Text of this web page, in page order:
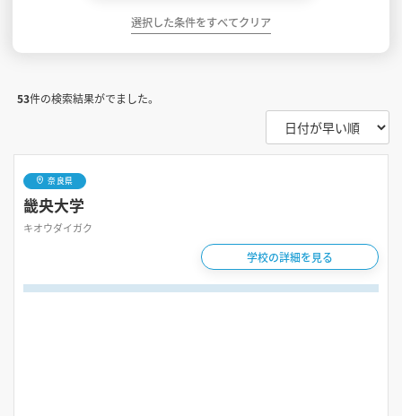
選択した条件をすべてクリア
53件の検索結果がでました。
奈良県
畿央大学
キオウダイガク
学校の詳細を見る